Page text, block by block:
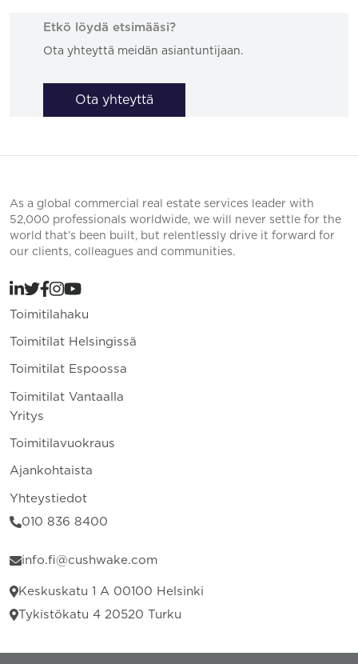
Etkö löydä etsimääsi?
Ota yhteyttä meidän asiantuntijaan.
Ota yhteyttä
As a global commercial real estate services leader with
52,000 professionals worldwide, we will never settle for the
world that’s been built, but relentlessly drive it forward for
our clients, colleagues and communities.
Toimitilahaku
Toimitilat Helsingissä
Toimitilat Espoossa
Toimitilat Vantaalla
Yritys
Toimitilavuokraus
Ajankohtaista
Yhteystiedot
010 836 8400
info.fi@cushwake.com
Keskuskatu 1 A 00100 Helsinki
Tykistökatu 4 20520 Turku